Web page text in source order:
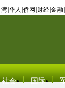
湾 华人 侨网 财经 金融
社会 国际